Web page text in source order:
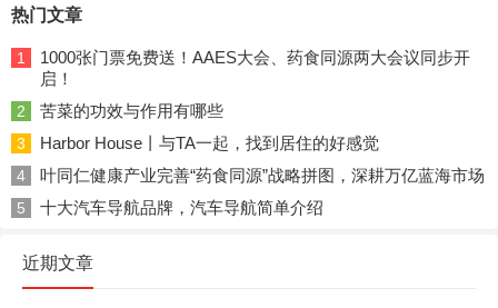
热门文章
1
1000张门票免费送！AAES大会、药食同源两大会议同步开
启！
2 苦菜的功效与作用有哪些
3 Harbor House丨与TA一起，找到居住的好感觉
4 叶同仁健康产业完善“药食同源”战略拼图，深耕万亿蓝海市场
5 十大汽车导航品牌，汽车导航简单介绍
近期文章